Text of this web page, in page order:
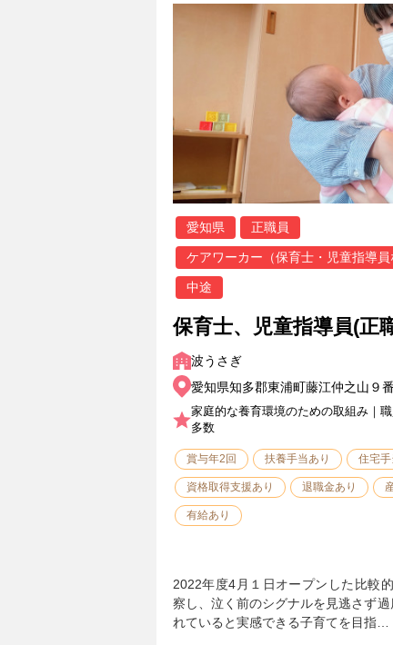
愛知県 正職員
ケアワーカー（保育士・児童指導員
中途
保育士、児童指導員(正
波うさぎ
愛知県知多郡東浦町藤江仲之山９番
家庭的な養育環境のための取組み｜
多数
賞与年2回 扶養手当あり 住宅手
資格取得支援あり 退職金あり
有給あり
2022年度4月１日オープンした比較
察し、泣く前のシグナルを見逃さず
れていると実感できる子育てを目指…